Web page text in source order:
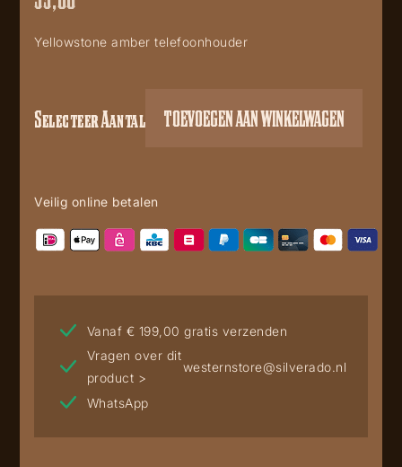
Yellowstone amber telefoonhouder
Yellowstone
houder
aantal
Selecteer Aantal TOEVOEGEN AAN WINKELWAGEN
Veilig online betalen
Vanaf € 199,00 gratis verzenden
Vragen over dit
product >
westernstore@silverado.nl
WhatsApp